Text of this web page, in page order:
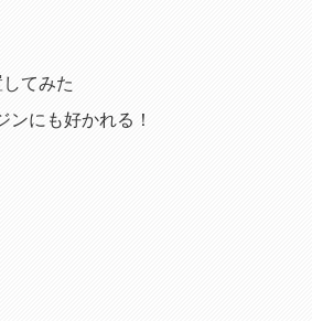
てみた
ンにも好かれる！